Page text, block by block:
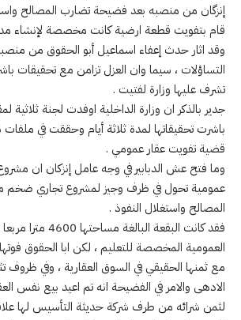
إنزگان من منصبه بعد فضيحة تضارب المصالح
قام بتفويت قطعة ارضية كانت مخصصة لإنشاء
وقد اثار حدث إعفاء اسماعيل أبو الحقوق من
التساؤلات ، سيما وان العزل تزامن مع تحقيقات
تشرف عليها وزارة لفتيت .
جدير بالذكر ان وزارة الداخلية اوفدت لجنة ثلاثية
باشرت تحقيقاتها لمدة ثلاثة أيام وحققت في
قضية تفويت عقار عمومي .
وما فتح عش الدبابير في وجه عامل إنزكان ان
عمومية تحول في ظرف وجيز لمشروع تجاري
المصالح واستغلال النفوذ .
فقد كانت البقعة
العمومية المخصصة للتعليم ، لكن ابا الحقوق
مع ثمنها الحقيقي في السوق العقارية ، وفي ظروف
الادهى والامر في الفضيحة انه تم اعيد بيع نفس
لثمن شرائه من طرف شركة حديثة التأسيس لها